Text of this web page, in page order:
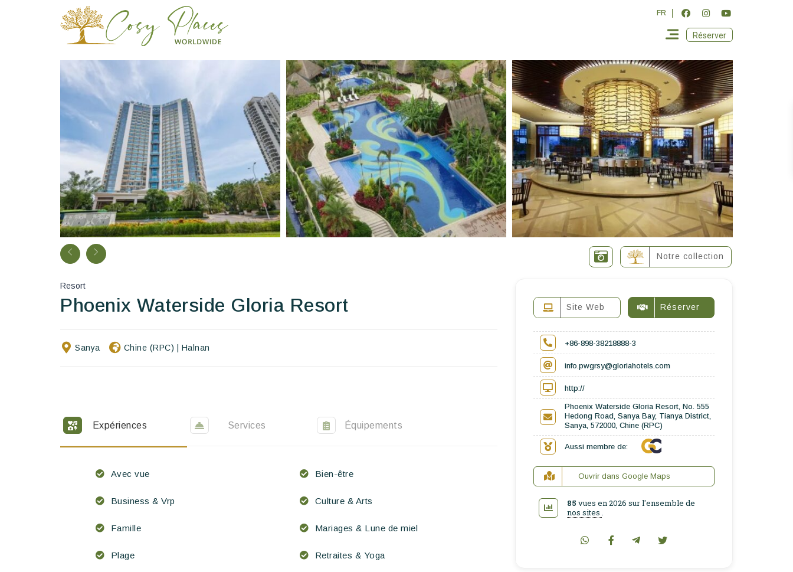
Les séjours à thème
Ecrivez-nous
FR
Réserver
Notre collection
Resort
Phoenix Waterside Gloria Resort
Sanya Chine (RPC) Halnan
Expériences Services Équipements
Avec vue Bien-être
Business & Vrp Culture & Arts
Famille Mariages & Lune de miel
Plage Retraites & Yoga
Site Web Réserver
+86-898-38218888-3
info.pwgrsy@gloriahotels.com
http://
Phoenix Waterside Gloria Resort, No. 555
Hedong Road, Sanya Bay, Tianya District,
Sanya, 572000, Chine (RPC)
Aussi membre de:
Ouvrir dans Google Maps
85 vues en 2026 sur l'ensemble de
nos sites .